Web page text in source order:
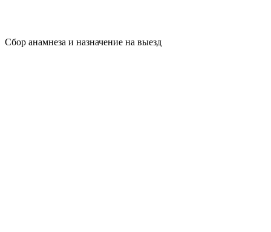
Сбор анамнеза и назначение на выезд